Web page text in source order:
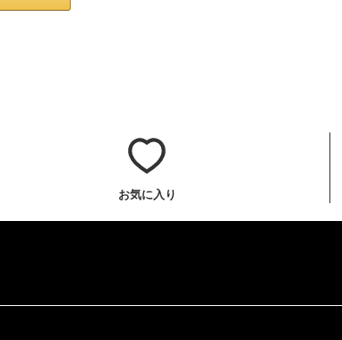
お気に入り